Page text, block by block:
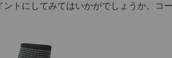
トにしてみてはいかがでしょうか。コ